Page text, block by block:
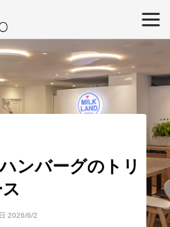
ンバーグのトリ
2026/6/2